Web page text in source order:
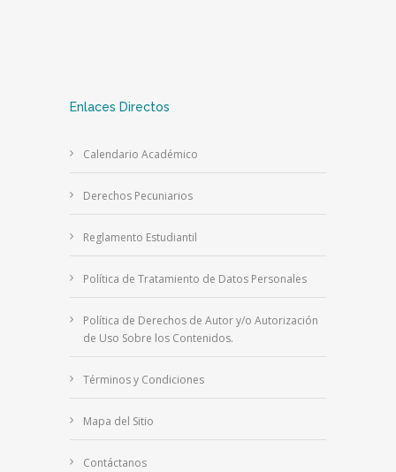
Enlaces Directos
Calendario Académico
Derechos Pecuniarios
Reglamento Estudiantil
Política de Tratamiento de Datos Personales
Política de Derechos de Autor y/o Autorización
de Uso Sobre los Contenidos.
Términos y Condiciones
Mapa del Sitio
Contáctanos